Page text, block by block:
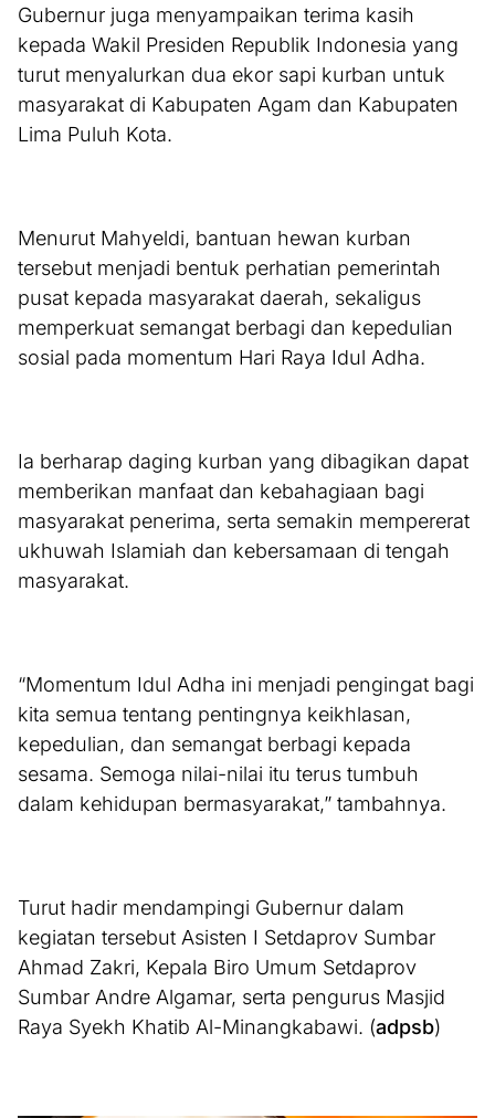
Gubernur juga menyampaikan terima kasih
kepada Wakil Presiden Republik Indonesia yang
turut menyalurkan dua ekor sapi kurban untuk
masyarakat di Kabupaten Agam dan Kabupaten
Lima Puluh Kota.
Menurut Mahyeldi, bantuan hewan kurban
tersebut menjadi bentuk perhatian pemerintah
pusat kepada masyarakat daerah, sekaligus
memperkuat semangat berbagi dan kepedulian
sosial pada momentum Hari Raya Idul Adha.
Ia berharap daging kurban yang dibagikan dapat
memberikan manfaat dan kebahagiaan bagi
masyarakat penerima, serta semakin mempererat
ukhuwah Islamiah dan kebersamaan di tengah
masyarakat.
“Momentum Idul Adha ini menjadi pengingat bagi
kita semua tentang pentingnya keikhlasan,
kepedulian, dan semangat berbagi kepada
sesama. Semoga nilai-nilai itu terus tumbuh
dalam kehidupan bermasyarakat,” tambahnya.
Turut hadir mendampingi Gubernur dalam
kegiatan tersebut Asisten I Setdaprov Sumbar
Ahmad Zakri, Kepala Biro Umum Setdaprov
Sumbar Andre Algamar, serta pengurus Masjid
Raya Syekh Khatib Al-Minangkabawi. (adpsb)